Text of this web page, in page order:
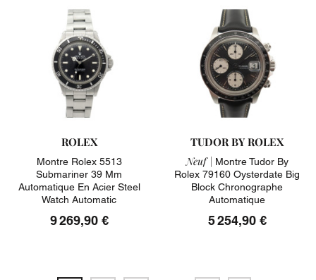
ROLEX
Montre Rolex 5513
Submariner 39 Mm
Automatique En Acier Steel
Watch Automatic
9 269,90 €
TUDOR BY ROLEX
Neuf | Montre Tudor By
Rolex 79160 Oysterdate Big
Block Chronographe
Automatique
5 254,90 €